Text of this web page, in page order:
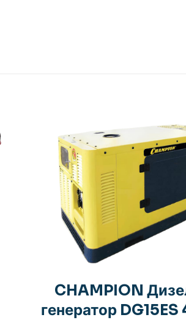
CHAMPION
генератор